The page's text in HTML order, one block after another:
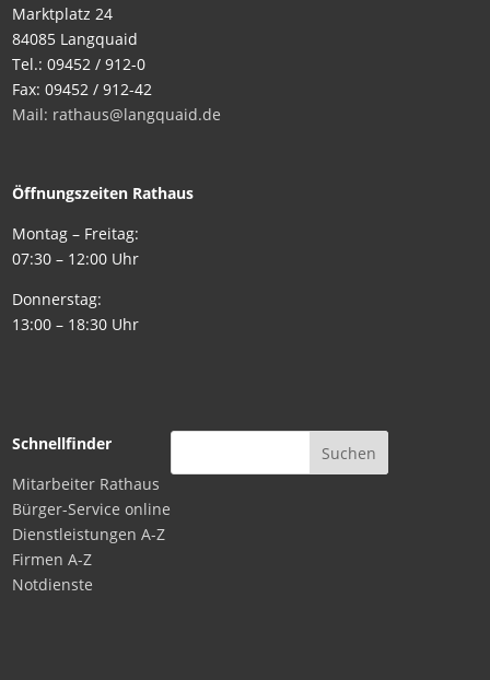
Marktplatz 24
84085 Langquaid
Tel.: 09452 / 912-0
Fax: 09452 / 912-42
Mail: rathaus@langquaid.de
Öffnungszeiten Rathaus
Montag – Freitag:
07:30 – 12:00 Uhr
Donnerstag:
13:00 – 18:30 Uhr
Schnellfinder
Mitarbeiter Rathaus
Bürger-Service online
Dienstleistungen A-Z
Firmen A-Z
Notdienste